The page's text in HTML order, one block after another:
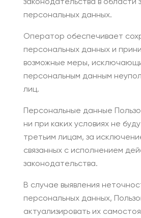
законодательства в области
персональных данных.
Оператор обеспечивает
персональных данных и
возможные меры,
персональным данным
лиц.
Персональные данные
ни при каких условиях не
третьим лицам, за
связанных с исполнением
законодательства.
В случае выявления
персональных данных,
актуализировать их